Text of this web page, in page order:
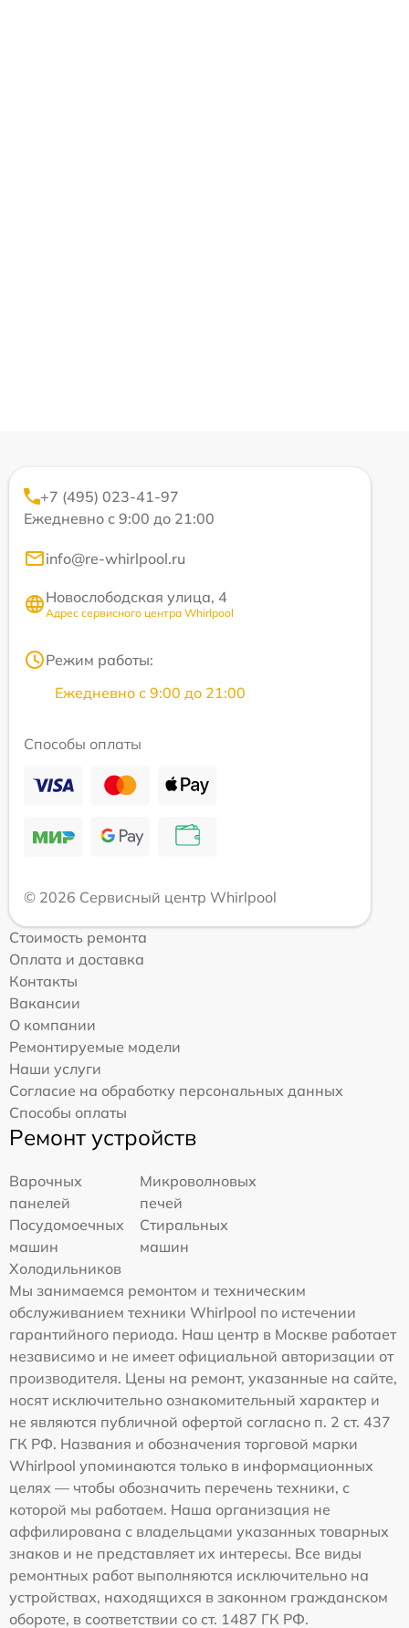
+7 (495) 023-41-97
Ежедневно с 9:00 до 21:00
info@re-whirlpool.ru
Новослободская улица, 4
Адрес сервисного центра Whirlpool
Режим работы:
Ежедневно с 9:00 до 21:00
Способы оплаты
© 2026 Сервисный центр Whirlpool
Стоимость ремонта
Оплата и доставка
Контакты
Вакансии
О компании
Ремонтируемые модели
Наши услуги
Согласие на обработку персональных данных
Способы оплаты
Ремонт устройств
Варочных
панелей
Микроволновых
печей
Посудомоечных
машин
Стиральных
машин
Холодильников
Мы занимаемся ремонтом и техническим
обслуживанием техники Whirlpool по истечении
гарантийного периода. Наш центр в Москве работает
независимо и не имеет официальной авторизации от
производителя. Цены на ремонт, указанные на сайте,
носят исключительно ознакомительный характер и
не являются публичной офертой согласно п. 2 ст. 437
ГК РФ. Названия и обозначения торговой марки
Whirlpool упоминаются только в информационных
целях — чтобы обозначить перечень техники, с
которой мы работаем. Наша организация не
аффилирована с владельцами указанных товарных
знаков и не представляет их интересы. Все виды
ремонтных работ выполняются исключительно на
устройствах, находящихся в законном гражданском
обороте, в соответствии со ст. 1487 ГК РФ.